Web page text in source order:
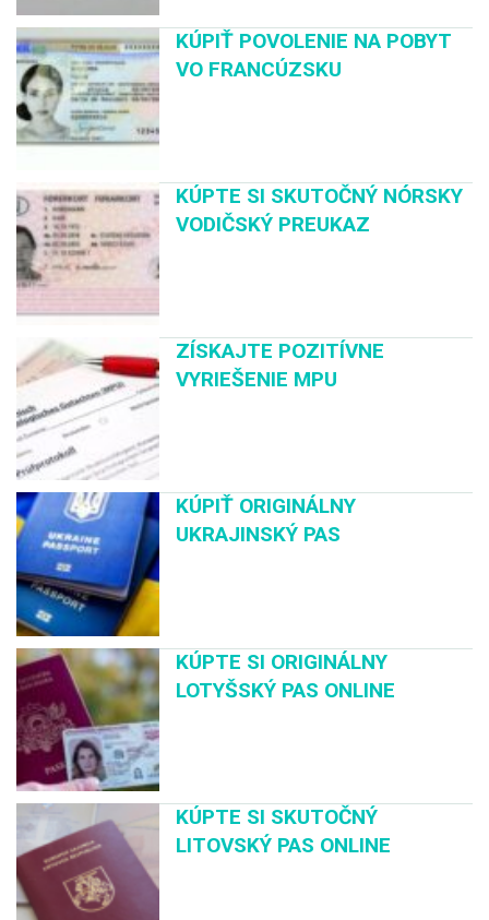
KÚPIŤ POVOLENIE NA POBYT
VO FRANCÚZSKU
KÚPTE SI SKUTOČNÝ NÓRSKY
VODIČSKÝ PREUKAZ
ZÍSKAJTE POZITÍVNE
VYRIEŠENIE MPU
KÚPIŤ ORIGINÁLNY
UKRAJINSKÝ PAS
KÚPTE SI ORIGINÁLNY
LOTYŠSKÝ PAS ONLINE
KÚPTE SI SKUTOČNÝ
LITOVSKÝ PAS ONLINE